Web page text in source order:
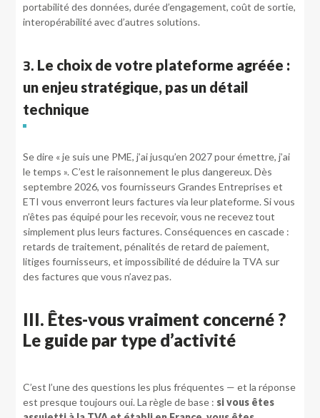
portabilité des données, durée d’engagement, coût de sortie,
interopérabilité avec d’autres solutions.
3. Le choix de votre plateforme agréée :
un enjeu stratégique, pas un détail
technique
Se dire « je suis une PME, j’ai jusqu’en 2027 pour émettre, j’ai
le temps ». C’est le raisonnement le plus dangereux. Dès
septembre 2026, vos fournisseurs Grandes Entreprises et
ETI vous enverront leurs factures via leur plateforme. Si vous
n’êtes pas équipé pour les recevoir, vous ne recevez tout
simplement plus leurs factures. Conséquences en cascade :
retards de traitement, pénalités de retard de paiement,
litiges fournisseurs, et impossibilité de déduire la TVA sur
des factures que vous n’avez pas.
III. Êtes-vous vraiment concerné ?
Le guide par type d’activité
C’est l’une des questions les plus fréquentes — et la réponse
est presque toujours oui. La règle de base : si vous êtes